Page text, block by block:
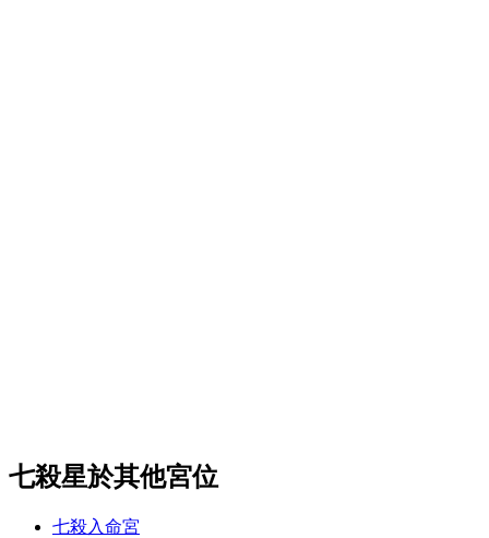
七殺星於其他宮位
七殺入命宮